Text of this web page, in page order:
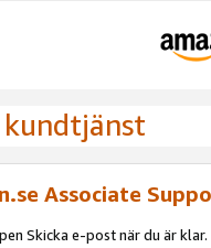
kundtjänst
Associate
Skicka e-post när du är klar.